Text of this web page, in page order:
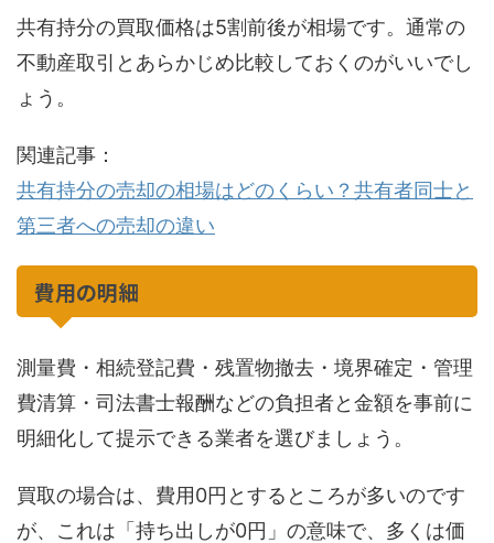
共有持分の買取価格は5割前後が相場です。通常の
不動産取引とあらかじめ比較しておくのがいいでし
ょう。
関連記事：
共有持分の売却の相場はどのくらい？共有者同士と
第三者への売却の違い
費用の明細
測量費・相続登記費・残置物撤去・境界確定・管理
費清算・司法書士報酬などの負担者と金額を事前に
明細化して提示できる業者を選びましょう。
買取の場合は、費用0円とするところが多いのです
が、これは「持ち出しが0円」の意味で、多くは価